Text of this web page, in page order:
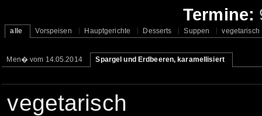
Termine:
alle Vorspeisen Hauptgerichte Desserts Suppen vegetarisch
Men� vom 14.05.2014 Spargel und Erdbeeren, karamellisiert
vegetarisch